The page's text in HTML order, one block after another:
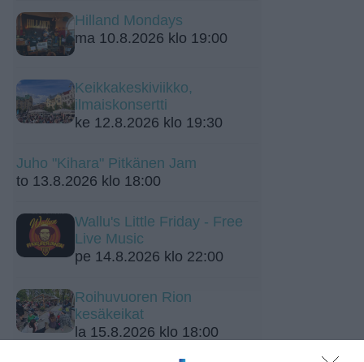
Hilland Mondays
ma 10.8.2026 klo 19:00
Keikkakeskiviikko,
ilmaiskonsertti
ke 12.8.2026 klo 19:30
Juho "Kihara" Pitkänen Jam
to 13.8.2026 klo 18:00
Wallu's Little Friday - Free
Live Music
pe 14.8.2026 klo 22:00
Roihuvuoren Rion
kesäkeikat
la 15.8.2026 klo 18:00